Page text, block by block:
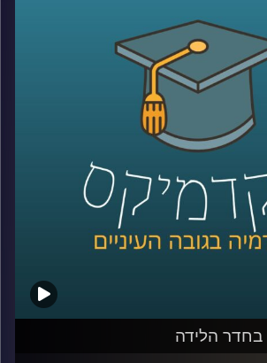
של מלחמה, רוב הישראלים כבר
את התמונה.
סדר ולהבין איך נראה המזרח התיכון
לגבול שלנו.
ברק, מרצה וחוקר בבית ספר לאודר
ב־אוניברסיטת רייכמן, וחוקר
נגד טרור, מומחה לאיסלאם רדיקלי.
בחדר הלידה